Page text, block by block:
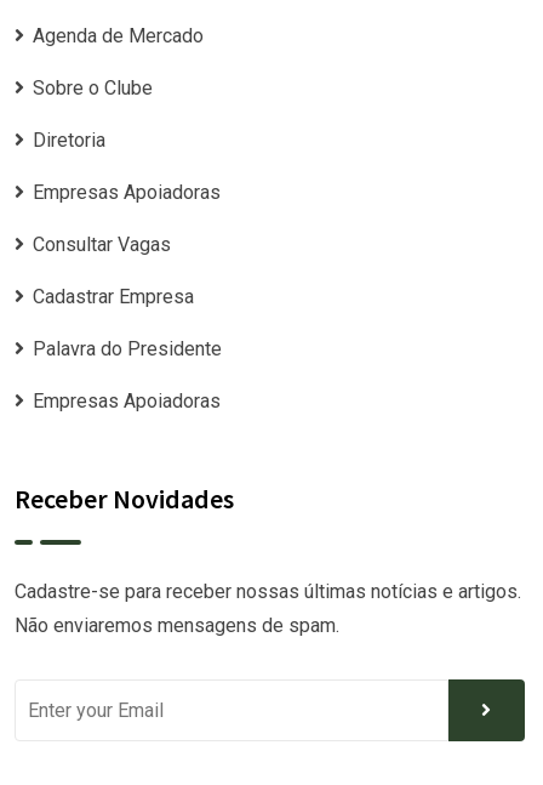
Agenda de Mercado
Sobre o Clube
Diretoria
Empresas Apoiadoras
Consultar Vagas
Cadastrar Empresa
Palavra do Presidente
Empresas Apoiadoras
Receber Novidades
Cadastre-se para receber nossas últimas notícias e artigos.
Não enviaremos mensagens de spam.